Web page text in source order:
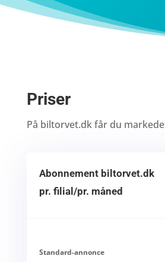
Priser
På biltorvet.dk får du
Abonnement biltorvet.dk
pr. filial/pr. måned
Standard-annonce